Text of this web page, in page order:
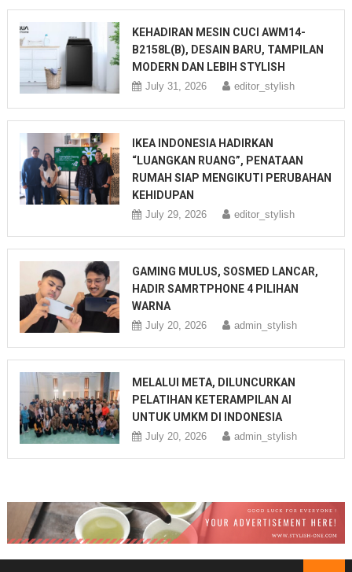
KEHADIRAN MESIN CUCI AWM14-
B2158L(B), DESAIN BARU, TAMPILAN
MODERN DAN LEBIH STYLISH
July 31, 2026 editor_stylish
IKEA INDONESIA HADIRKAN
“LUANGKAN RUANG”, PENATAAN
RUMAH SIAP MENGIKUTI PERUBAHAN
KEHIDUPAN
July 29, 2026 editor_stylish
GAMING MULUS, SOSMED LANCAR,
HADIR SAMRTPHONE 4 PILIHAN
WARNA
July 20, 2026 admin_stylish
MELALUI META, DILUNCURKAN
PELATIHAN KETERAMPILAN AI
UNTUK UMKM DI INDONESIA
July 20, 2026 admin_stylish